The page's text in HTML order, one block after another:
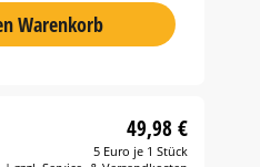
Warenkorb
49,98 €
5 Euro je 1 Stück